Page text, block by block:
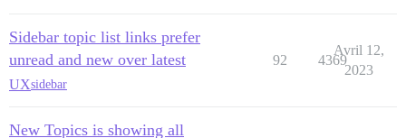
Sidebar topic list links prefer
unread and new over latest
UXsidebar
92 4369
Avril 12,
2023
New Topics is showing all